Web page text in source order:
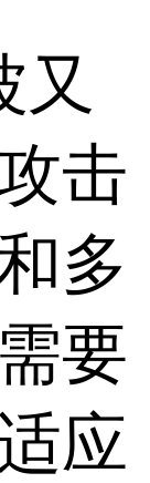
又
击
多
要
应